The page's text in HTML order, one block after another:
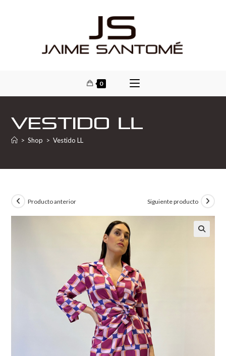
0
Vestido LL
> Shop > Vestido LL
Producto anterior Siguiente producto